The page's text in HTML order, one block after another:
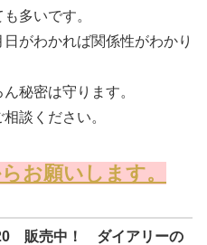
多いです。
がわかれば関係性がわかり
秘密は守ります。
談ください。
お願いします。
販売中！ ダイアリーの